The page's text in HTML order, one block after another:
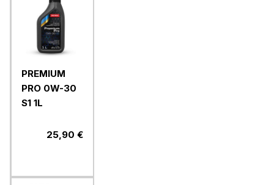
PREMIUM
PRO 0W-30
S1 1L
25,90 €